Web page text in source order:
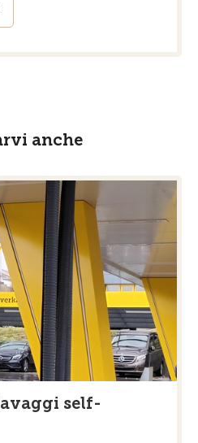
anche
self-